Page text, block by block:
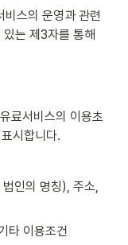
스의 운영과 관련
는 제3자를 통해
료서비스의 이용초
시합니다.
인의 명칭), 주소,
타 이용조건